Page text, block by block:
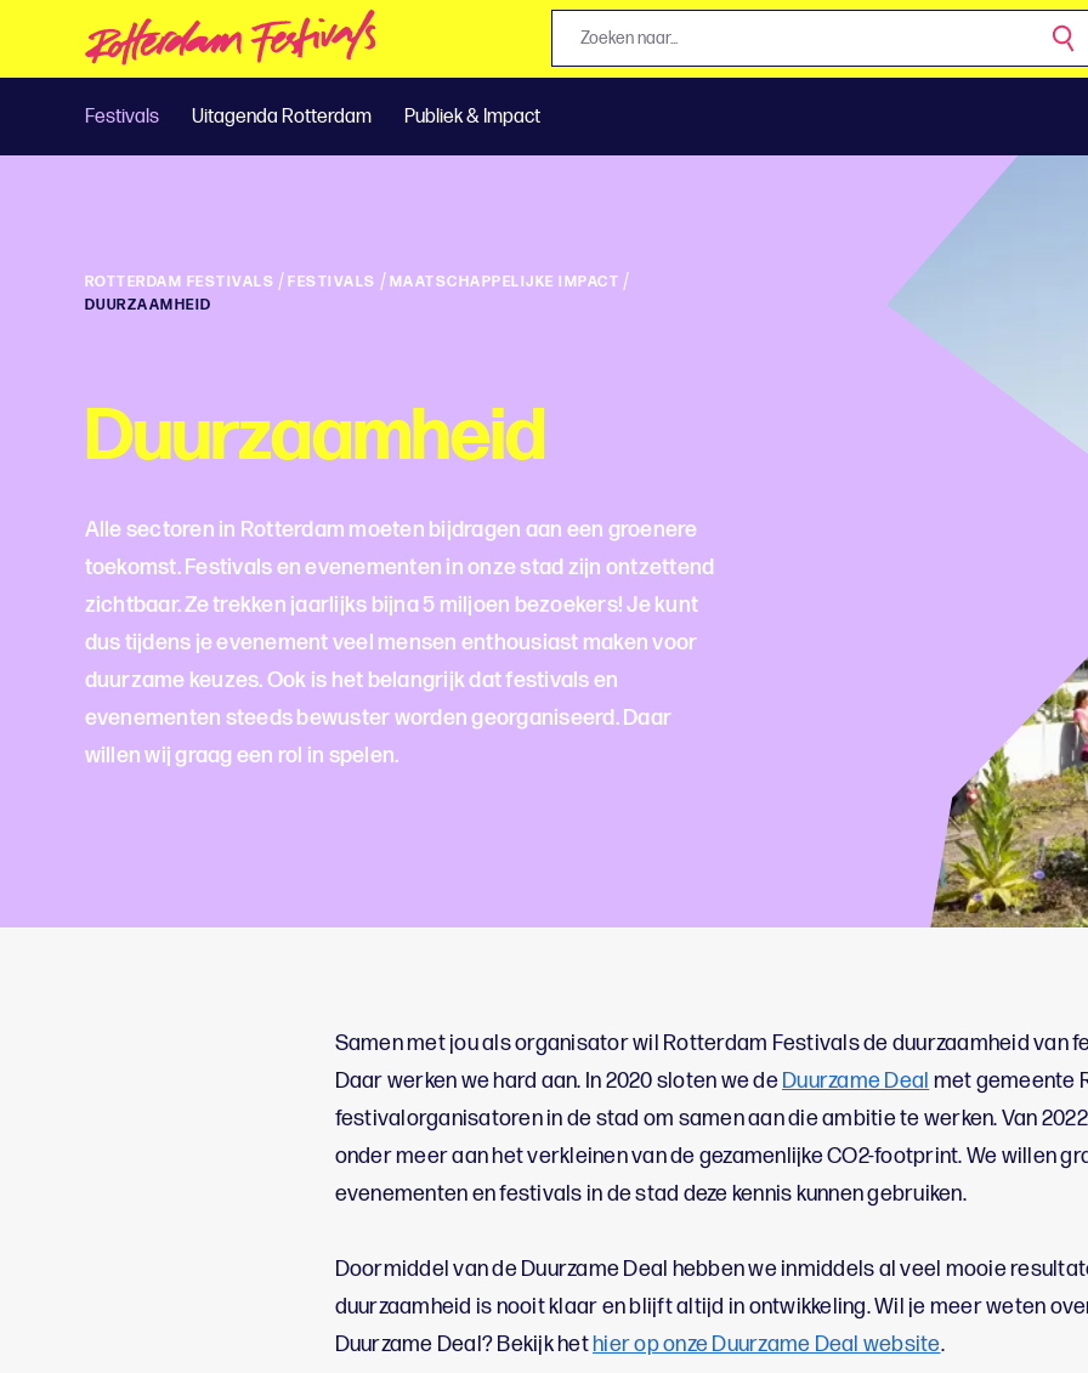
Festivals Uitagenda Rotterdam Publiek & Impact
ROTTERDAM FESTIVALS / FESTIVALS / MAATSCHAPPELIJKE IMPACT /
DUURZAAMHEID
Duurzaamheid
Alle sectoren in Rotterdam moeten bijdragen aan een groenere
toekomst. Festivals en evenementen in onze stad zijn ontzettend
zichtbaar. Ze trekken jaarlijks bijna 5 miljoen bezoekers! Je kunt
dus tijdens je evenement veel mensen enthousiast maken voor
duurzame keuzes. Ook is het belangrijk dat festivals en
evenementen steeds bewuster worden georganiseerd. Daar
willen wij graag een rol in spelen.
Samen met jou als organisator wil Rotterdam Festivals de duurzaamheid van
Daar werken we hard aan. In 2020 sloten we de Duurzame Deal met gemeente
festivalorganisatoren in de stad om samen aan die ambitie te werken. Van
onder meer aan het verkleinen van de gezamenlijke CO2-footprint. We willen
evenementen en festivals in de stad deze kennis kunnen gebruiken.
Doormiddel van de Duurzame Deal hebben we inmiddels al veel mooie
duurzaamheid is nooit klaar en blijft altijd in ontwikkeling. Wil je meer weten
Duurzame Deal? Bekijk het hier op onze Duurzame Deal website.